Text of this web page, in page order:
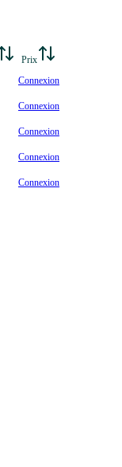
Prix
Connexion
Connexion
Connexion
Connexion
Connexion